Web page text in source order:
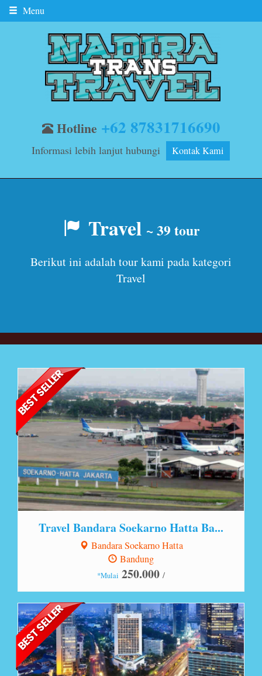
Menu
Hotline +62 87831716690
Informasi lebih lanjut hubungi Kontak Kami
Travel ~ 39 tour
Berikut ini adalah tour kami pada kategori
Travel
Lihat Detail
Travel Bandara Soekarno Hatta Ba...
Bandara Soekarno Hatta
Bandung
*Mulai 250.000 /
Lihat Detail